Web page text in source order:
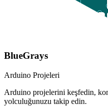
BlueGrays
Arduino Projeleri
Arduino projelerini keşfedin,
yolculuğunuzu takip edin.